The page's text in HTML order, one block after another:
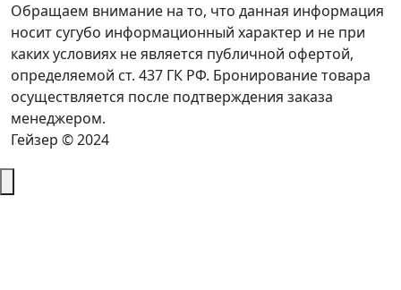
Обращаем внимание на то, что данная информация
носит сугубо информационный характер и не при
каких условиях не является публичной офертой,
определяемой ст. 437 ГК РФ. Бронирование товара
осуществляется после подтверждения заказа
менеджером.
Гейзер © 2024